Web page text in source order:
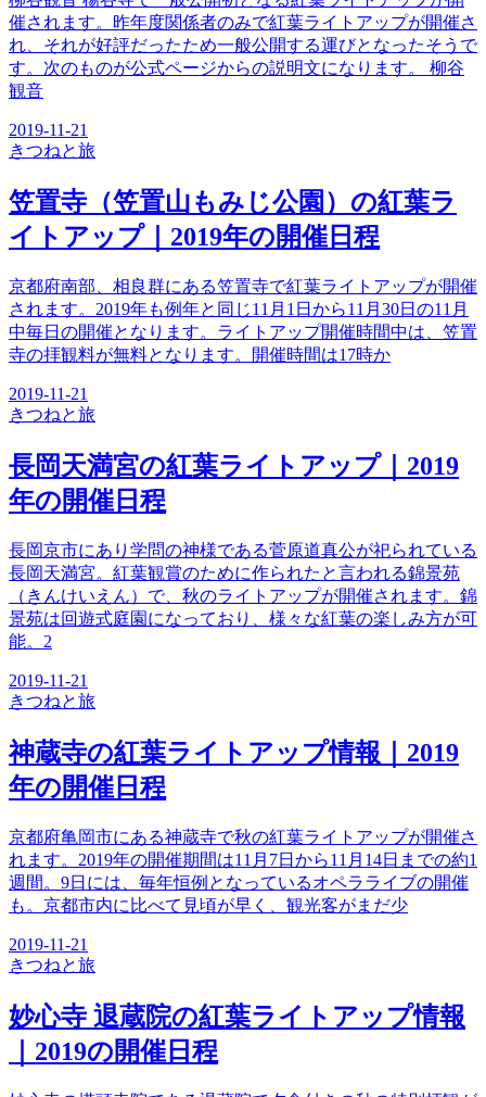
催されます。昨年度関係者のみで紅葉ライトアップが開催さ
れ、それが好評だったため一般公開する運びとなったそうで
す。次のものが公式ページからの説明文になります。 柳谷
観音
2019-11-21
きつねと旅
笠置寺（笠置山もみじ公園）の紅葉ラ
イトアップ｜2019年の開催日程
京都府南部、相良群にある笠置寺で紅葉ライトアップが開催
されます。2019年も例年と同じ11月1日から11月30日の11月
中毎日の開催となります。ライトアップ開催時間中は、笠置
寺の拝観料が無料となります。開催時間は17時か
2019-11-21
きつねと旅
長岡天満宮の紅葉ライトアップ｜2019
年の開催日程
長岡京市にあり学問の神様である菅原道真公が祀られている
長岡天満宮。紅葉観賞のために作られたと言われる錦景苑
（きんけいえん）で、秋のライトアップが開催されます。錦
景苑は回遊式庭園になっており、様々な紅葉の楽しみ方が可
能。2
2019-11-21
きつねと旅
神蔵寺の紅葉ライトアップ情報｜2019
年の開催日程
京都府亀岡市にある神蔵寺で秋の紅葉ライトアップが開催さ
れます。2019年の開催期間は11月7日から11月14日までの約1
週間。9日には、毎年恒例となっているオペラライブの開催
も。京都市内に比べて見頃が早く、観光客がまだ少
2019-11-21
きつねと旅
妙心寺 退蔵院の紅葉ライトアップ情報
｜2019の開催日程